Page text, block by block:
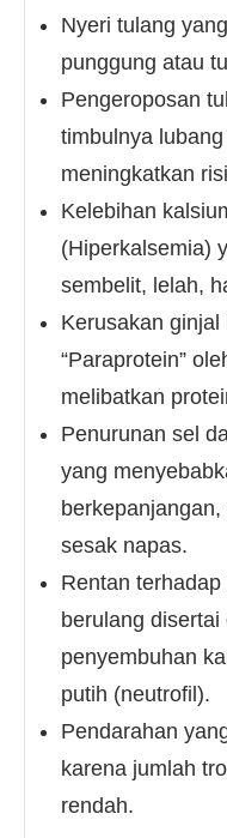
Nyeri tulang
punggung atau
Pengeroposan
timbulnya
meningkatkan
Kelebihan
(Hiperkalsemia)
sembelit, lelah,
Kerusakan
“Paraprotein”
melibatkan
Penurunan sel
yang
sesak napas.
Rentan
berulang
penyembuhan
putih (neutrofil).
Pendarahan
karena jumlah
rendah.